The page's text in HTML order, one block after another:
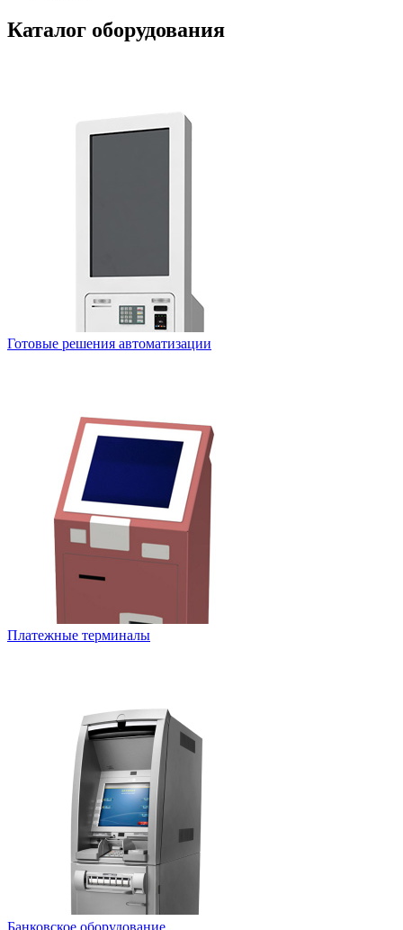
Каталог оборудования
Готовые решения автоматизации
Платежные терминалы
Банковское оборудование